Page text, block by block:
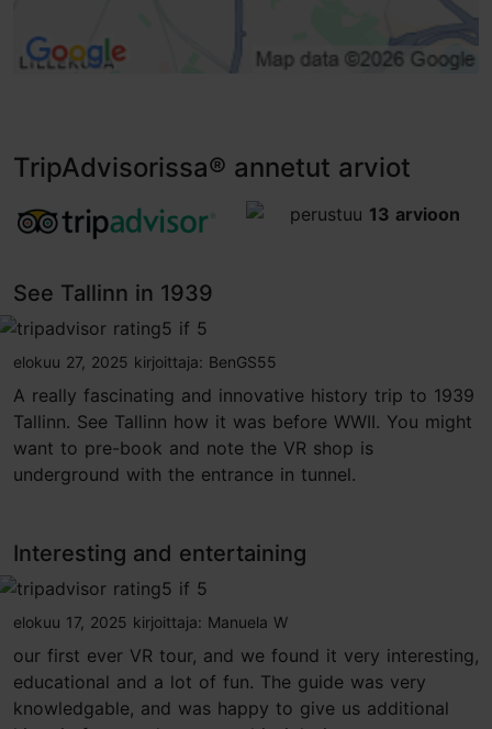
TripAdvisorissa® annetut arviot
tripadvisor rating 4.8 of 5 perustuu 13 arvioon
See Tallinn in 1939
tripadvisor rating 5 of 5
elokuu 27, 2025 kirjoittaja: BenGS55
A really fascinating and innovative history trip to 1939
Tallinn. See Tallinn how it was before WWII. You might
want to pre-book and note the VR shop is
underground with the entrance in tunnel.
Interesting and entertaining
tripadvisor rating 5 of 5
elokuu 17, 2025 kirjoittaja: Manuela W
our first ever VR tour, and we found it very interesting,
educational and a lot of fun. The guide was very
knowledgable, and was happy to give us additional